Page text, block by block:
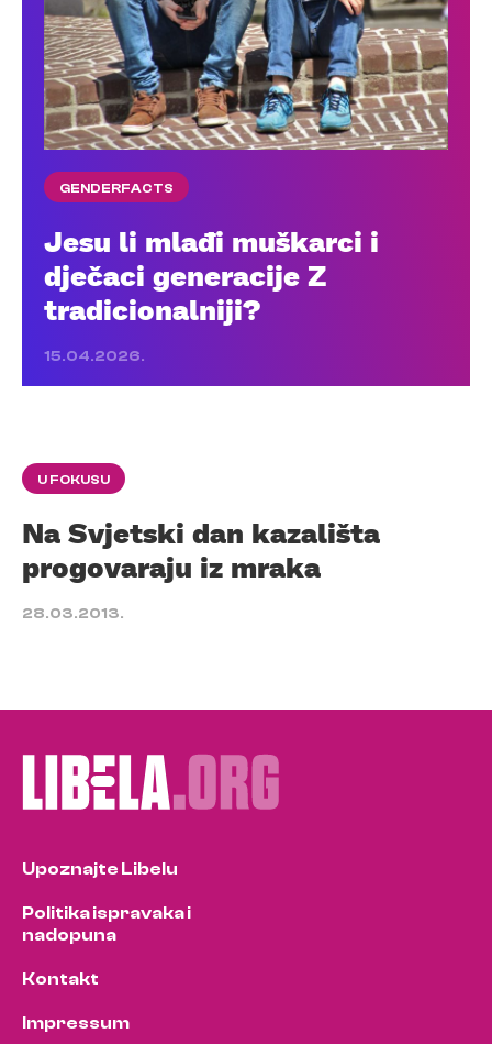
GENDERFACTS
Jesu li mlađi muškarci i
dječaci generacije Z
tradicionalniji?
15.04.2026.
U FOKUSU
Na Svjetski dan kazališta
progovaraju iz mraka
28.03.2013.
Upoznajte Libelu
Politika ispravaka i
nadopuna
Kontakt
Impressum